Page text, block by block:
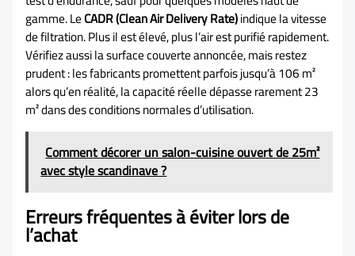
gamme. LeCADR (Clean Air Delivery Rate)indique la vitesse
de filtration. Plus il est élevé, plus l’air est purifié rapidement.
Vérifiez aussi la surface couverte annoncée, mais restez
prudent : les fabricants promettent parfois jusqu’à 106 m²
alors qu’en réalité, la capacité réelle dépasse rarement 23
m² dans des conditions normales d’utilisation.
Comment décorer un salon-cuisine ouvert de 25m²
avec style scandinave ?
Erreurs fréquentes à éviter lors de
l’achat